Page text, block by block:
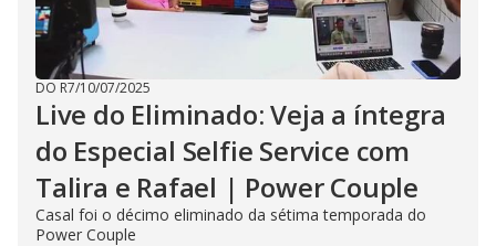
DO R7/10/07/2025
Live do Eliminado: Veja a íntegra
do Especial Selfie Service com
Talira e Rafael | Power Couple
Casal foi o décimo eliminado da sétima temporada do
Power Couple